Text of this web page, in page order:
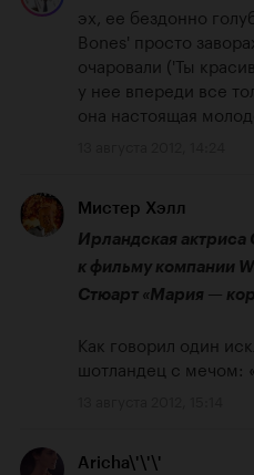
эх, ее бездонно
Bones' просто
очаровали ('Ты
у нее впереди все
она настоящая
Мистер Хэлл
Ирландская
к фильму компании
Стюарт «Мария —
Как говорил один
шотландец с
Aricha\'\'\'